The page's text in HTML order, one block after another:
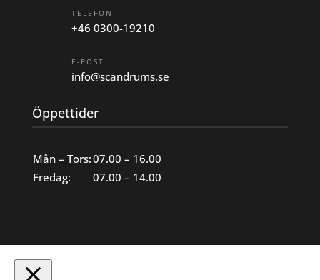
TELEFON
+46 0300-19210
E-POST
info@scandrums.se
Öppettider
Mån – Tors:07.00 – 16.00
Fredag:
07.00 – 14.00